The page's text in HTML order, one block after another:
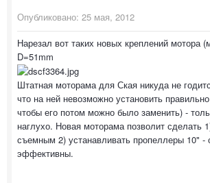
Опубликовано: 25 мая, 2012
Нарезал вот таких новых креплений мотора
D=51mm
Штатная моторама для Ская никуда не
что на ней невозможно установить
чтобы его потом можно было заменить) -
наглухо. Новая моторама позволит сделать
съемным 2) устанавливать пропеллеры 10" -
эффективны.